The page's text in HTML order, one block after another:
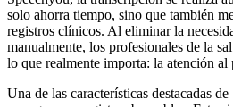
solo ahorra tiempo, sino que también
registros clínicos. Al eliminar la
manualmente, los profesionales de la
lo que realmente importa: la atención al
Una de las características destacadas